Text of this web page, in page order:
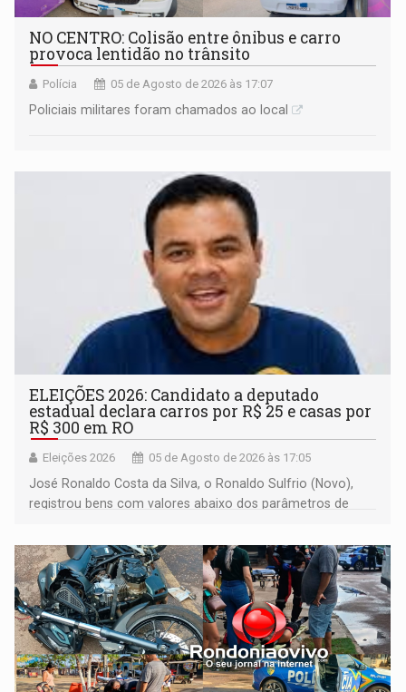
NO CENTRO: Colisão entre ônibus e carro
provoca lentidão no trânsito
Polícia 05 de Agosto de 2026 às 17:07
Policiais militares foram chamados ao local
ELEIÇÕES 2026: Candidato a deputado
estadual declara carros por R$ 25 e casas por
R$ 300 em RO
Eleições 2026 05 de Agosto de 2026 às 17:05
José Ronaldo Costa da Silva, o Ronaldo Sulfrio (Novo),
registrou bens com valores abaixo dos parâmetros de
milhões